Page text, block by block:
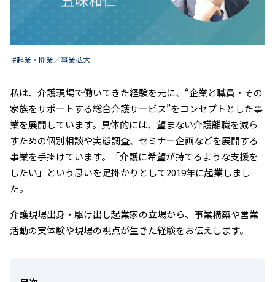
#起業・開業／事業拡大
私は、介護現場で働いてきた経験を元に、“企業と職員・その
家族をサポートする総合介護サービス”をコンセプトとした事
業を展開しています。具体的には、望まない介護離職を減ら
すための個別相談や実態調査、セミナー企画などを展開する
事業を手掛けています。「介護に希望が持てるような支援を
したい」という思いを足掛かりとして2019年に起業しまし
た。
介護現場出身・駆け出し起業家の立場から、事業構築や営業
活動の実体験や現場の視点が生きた経験をお伝えします。